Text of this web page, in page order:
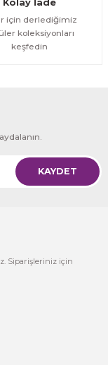
Kolay İade
için derlediğimiz
koleksiyonları
keşfedin
KAYDET
Siparişleriniz için